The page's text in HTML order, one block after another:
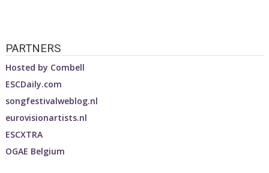
PARTNERS
Hosted by Combell
ESCDaily.com
songfestivalweblog.nl
eurovisionartists.nl
ESCXTRA
OGAE Belgium